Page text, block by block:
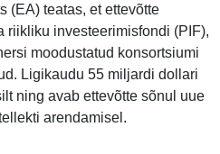
(EA) teatas, et ettevõtte
riikliku investeerimisfondi (PIF),
moodustatud konsortsiumi
Ligikaudu 55 miljardi dollari
ning avab ettevõtte sõnul uue
arendamisel.